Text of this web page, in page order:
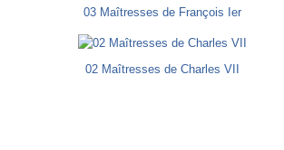
03 Maîtresses de François Ier
02 Maîtresses de Charles VII